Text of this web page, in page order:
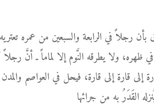
رجلاً في الرابعة والسبعين من عمره
ظهره، ولا يطرقه النَّوم إلا لماماً ـ أنَّ
إلى قارة إلى قارة، فيحل في العواصم